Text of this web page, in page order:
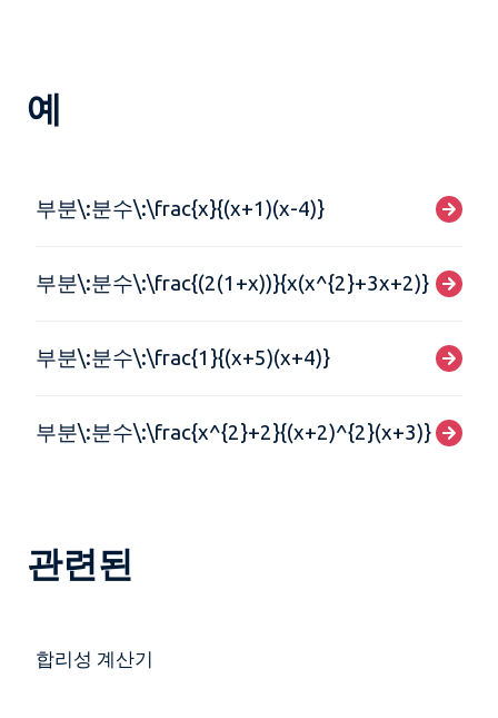
예
부분\:분수\:\frac{x}{(x+1)(x-4)}
부분\:분수\:\frac{(2(1+x))}{x(x^{2}+3x+2)}
부분\:분수\:\frac{1}{(x+5)(x+4)}
부분\:분수\:\frac{x^{2}+2}{(x+2)^{2}(x+3)}
관련된
합리성 계산기